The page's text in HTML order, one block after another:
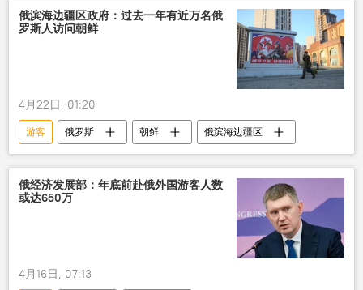
俄滨海边疆区政府：过去一年有近万名俄
罗斯人访问朝鲜
4月22日, 01:20
游客 俄罗斯 朝鲜 俄滨海边疆区
俄经济发展部：年底前赴俄外国游客人数
或达650万
4月16日, 07:13